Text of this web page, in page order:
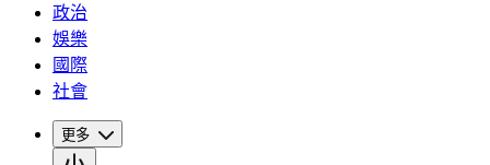
政治
娛樂
國際
社會
更多